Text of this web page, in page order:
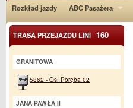
Rozkład jazdy ABC Pasażera
TRASA PRZEJAZDU LINI 160
GRANITOWA
5862 - Os. Poręba 02
JANA PAWŁA II